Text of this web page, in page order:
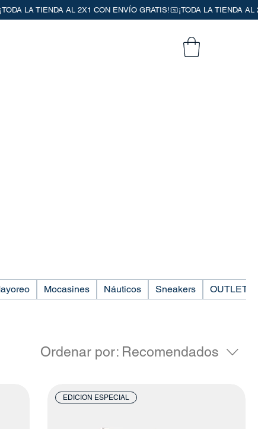
Mocasines Náuticos Sneakers OUTLET
Ordenar por: Recomendados
EDICION ESPECIAL